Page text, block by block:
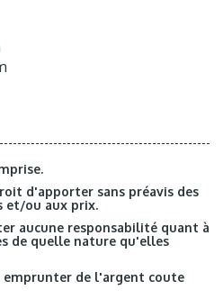
d'apporter sans préavis des
et/ou aux prix.
aucune responsabilité quant à
de quelle nature qu'elles
de l'argent coute